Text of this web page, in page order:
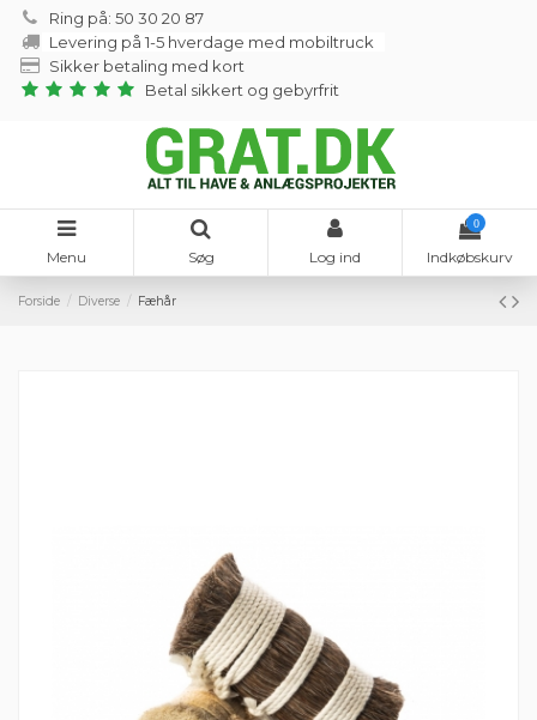
Ring på: 50 30 20 87
Levering på 1-5 hverdage med mobiltruck
Sikker betaling med kort
Betal sikkert og gebyrfrit
Menu Søg Log ind
0
Indkøbskurv
Forside Diverse Fæhår